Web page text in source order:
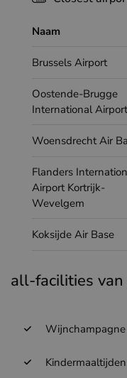
Naam
Brussels Airport
Oostende-Brugge
International Airport
Woensdrecht Air
Flanders
Airport Kortrijk-
Wevelgem
Koksijde Air Base
all-facilities
Wijnchampagne
Kindermaaltijden